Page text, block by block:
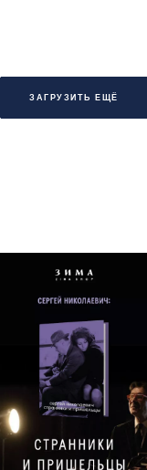
ЗАГРУЗИТЬ ЕЩЁ